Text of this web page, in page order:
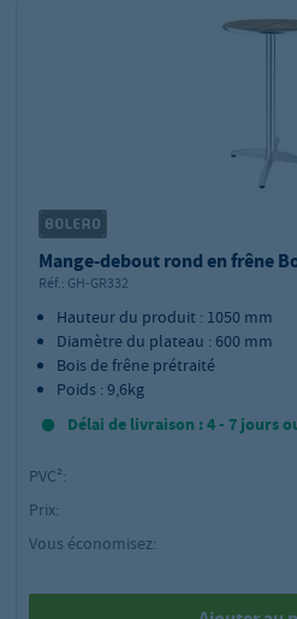
Mange-debout rond en frêne
Réf.: GH-GR332
Hauteur du produit : 1050 mm
Diamètre du plateau : 600 mm
Bois de frêne prétraité
Poids : 9,6kg
Délai de livraison : 4 - 7 jours
PVC²:
Prix:
Vous économisez: